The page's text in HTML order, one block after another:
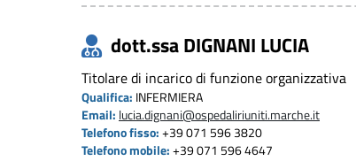
dott.ssa DIGNANI LUCIA
Titolare di incarico di funzione organizzativa
Qualifica: INFERMIERA
Email: lucia.dignani@ospedaliriuniti.marche.it
Telefono fisso: +39 071 596 3820
Telefono mobile: +39 071 596 4647